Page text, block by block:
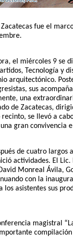
fue el
el miércoles 9 se
Tecnología y
arquitectónico.
sus
una
de Zacatecas,
se llevó a
gran convivencia
de cuatro largos
actividades. El
Monreal Ávila,
con la
los asistentes sus
magistral